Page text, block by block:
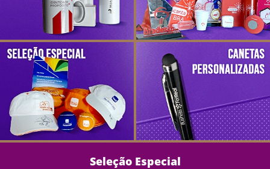
Seleção Especial